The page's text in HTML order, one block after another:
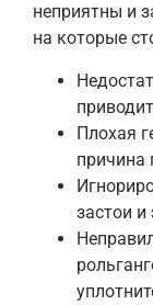
неприятны и
на которые
Плохая
причина
застои и